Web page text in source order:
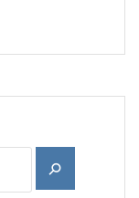
Αναζήτηση